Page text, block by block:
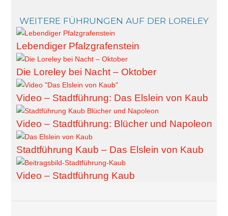
WEITERE FÜHRUNGEN AUF DER LORELEY
Lebendiger Pfalzgrafenstein
Die Loreley bei Nacht – Oktober
Video – Stadtführung: Das Elslein von Kaub
Video – Stadtführung: Blücher und Napoleon
Stadtführung Kaub – Das Elslein von Kaub
Video – Stadtführung Kaub